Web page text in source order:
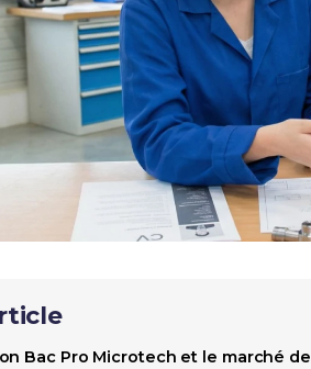
Bac Pro Microtech et le marché de